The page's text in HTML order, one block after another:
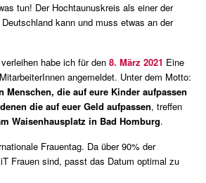
tun! Der Hochtaunuskreis als einer der
kann und muss etwas an der
habe ich für den 8. März 2021 Eine
angemeldet. Unter dem Motto:
Menschen, die auf eure Kinder aufpassen
die auf euer Geld aufpassen, treffen
Waisenhausplatz in Bad Homburg.
Frauentag. Da über 90% der
Frauen sind, passt das Datum optimal zu